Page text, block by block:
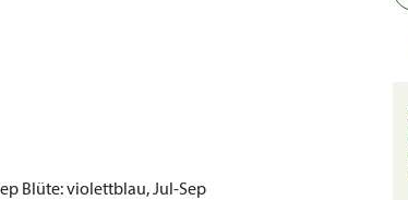
Blüte:violettblau, Jul-Sep